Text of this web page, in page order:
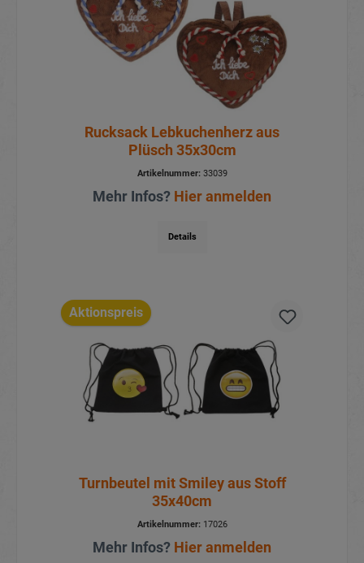
Rucksack Lebkuchenherz aus
Plüsch 35x30cm
Artikelnummer:33039
Mehr Infos? Hier anmelden
Details
Aktionspreis
Turnbeutel mit Smiley aus Stoff
35x40cm
Artikelnummer:17026
Mehr Infos? Hier anmelden